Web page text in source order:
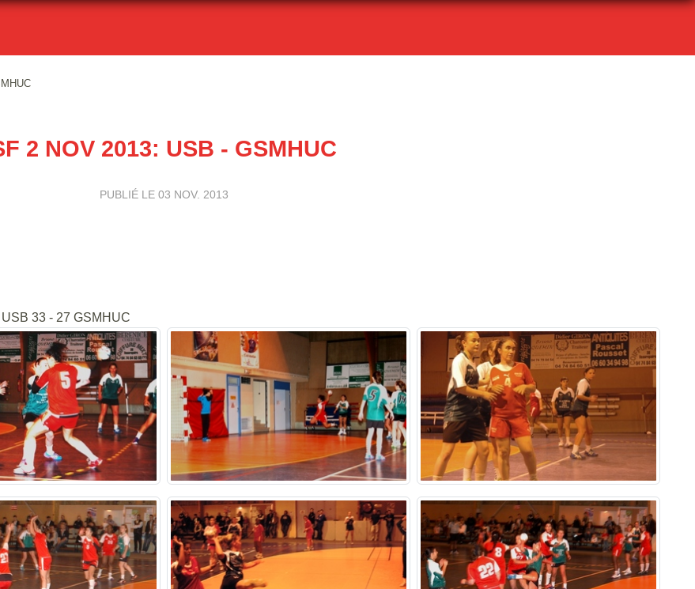
2 NOV 2013: USB - GSMHUC
PUBLIÉ LE 03 NOV. 2013
33 - 27 GSMHUC